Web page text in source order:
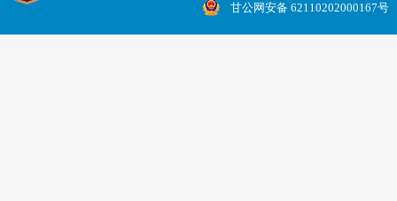
甘公网安备 62110202000167号